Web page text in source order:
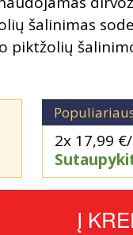
2x 17,99 €/
Į
šalinimas
piktžolių